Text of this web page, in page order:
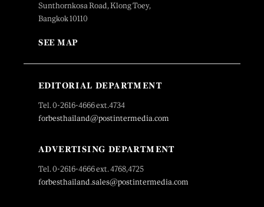
Sunthornkosa Road, Klong Toey,
Bangkok 10110
SEE MAP
EDITORIAL DEPARTMENT
Tel. 0-2616-4666 ext.4734
forbesthailand@postintermedia.com
ADVERTISING DEPARTMENT
Tel. 0-2616-4666 ext. 4768,4725
forbesthailand.sales@postintermedia.com